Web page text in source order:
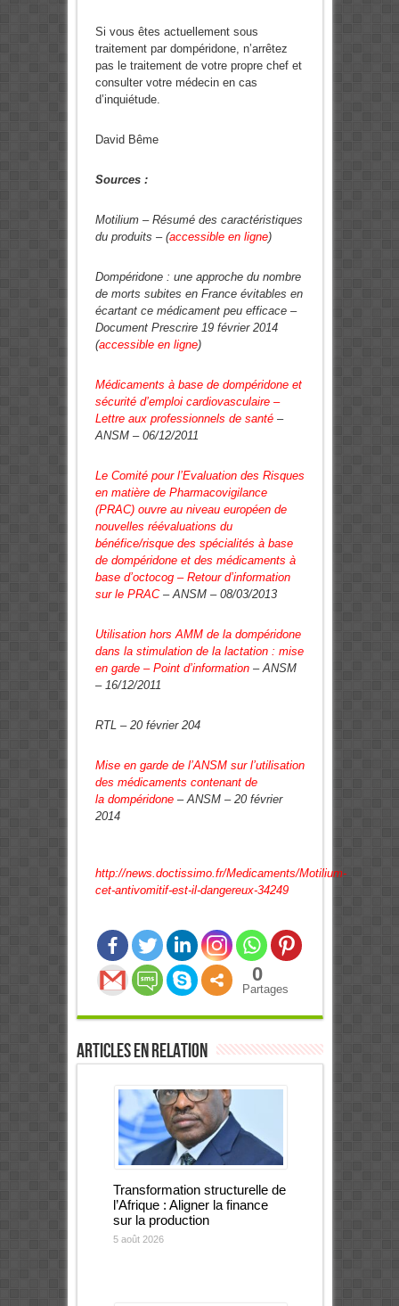
Si vous êtes actuellement sous
traitement par dompéridone, n’arrêtez
pas le traitement de votre propre chef et
consulter votre médecin en cas
d’inquiétude.
David Bême
Sources :
Motilium – Résumé des caractéristiques
du produits – (accessible en ligne)
Dompéridone : une approche du nombre
de morts subites en France évitables en
écartant ce médicament peu efficace –
Document Prescrire 19 février 2014
(accessible en ligne)
Médicaments à base de dompéridone et
sécurité d’emploi cardiovasculaire –
Lettre aux professionnels de santé–
ANSM – 06/12/2011
Le Comité pour l’Evaluation des Risques
en matière de Pharmacovigilance
(PRAC) ouvre au niveau européen de
nouvelles réévaluations du
bénéfice/risque des spécialités à base
de dompéridone et des médicaments à
base d’octocog – Retour d’information
sur le PRAC– ANSM – 08/03/2013
Utilisation hors AMM de la dompéridone
dans la stimulation de la lactation : mise
en garde – Point d’information– ANSM
– 16/12/2011
RTL – 20 février 204
Mise en garde de l’ANSM sur l’utilisation
des médicaments contenant de
la dompéridone– ANSM – 20 février
2014
http://news.doctissimo.fr/Medicaments/Motilium-
cet-antivomitif-est-il-dangereux-34249
0
Partages
Articles en relation
Transformation structurelle de
l’Afrique : Aligner la finance
sur la production
5 août 2026